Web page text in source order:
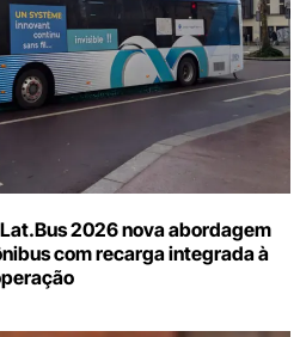
2026 nova abordagem
com recarga integrada à